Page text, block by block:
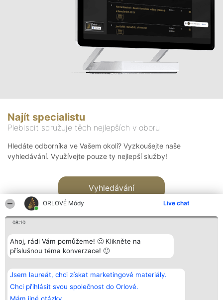
ORLOVÉ Módy Live chat
08:10
Ahoj, rádi Vám pomůžeme! 🙂 Klikněte na
příslušnou téma konverzace! 🙂
Jsem laureát, chci získat marketingové materiály.
Chci přihlásit svou společnost do Orlové.
Najít specialistu
Plebiscit sdružuje těch nejlepších v oboru
Hledáte odborníka ve Vašem okolí? Vyzkoušejte naše
vyhledávání. Využívejte pouze ty nejlepší služby!
Vyhledávání
Bright Side Solutions sp. z o.
o. sp. k.
ul. Ruska 22
Wrocław 50-079
KRS 0000749100 | Regon
Vítězové
Seznam všech
laureátů
Zásady
Kontakt